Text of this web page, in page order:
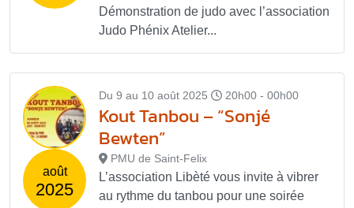
Démonstration de judo avec l’association
Judo Phénix Atelier...
août
2025
Du 9 au 10 août 2025 20h00 - 00h00
Kout Tanbou – “Sonjé
Bewten”
PMU de Saint-Felix
L’association Libèté vous invite à vibrer
au rythme du tanbou pour une soirée